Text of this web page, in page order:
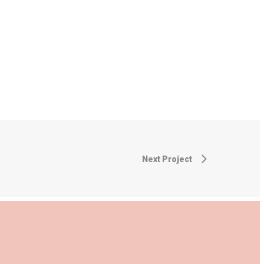
Next Project